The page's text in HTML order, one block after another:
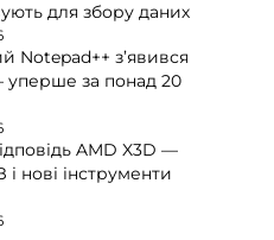
для збору даних
Notepad++ з’явився
уперше за понад 20
AMD X3D —
і нові інструменти